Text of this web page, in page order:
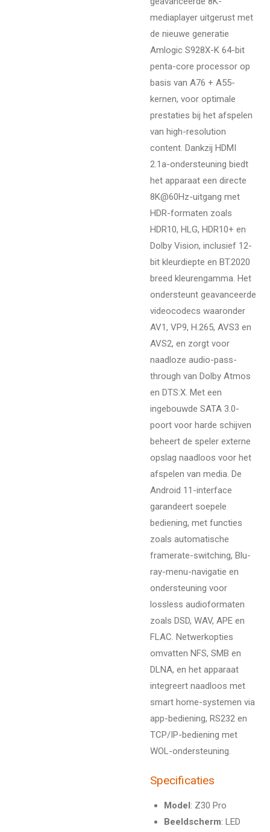
mediaplayer uitgerust met
de nieuwe generatie
Amlogic S928X-K 64-bit
penta-core processor op
basis van A76 + A55-
kernen, voor optimale
prestaties bij het afspelen
van high-resolution
content. Dankzij HDMI
2.1a-ondersteuning biedt
het apparaat een directe
8K@60Hz-uitgang met
HDR-formaten zoals
HDR10, HLG, HDR10+ en
Dolby Vision, inclusief 12-
bit kleurdiepte en BT.2020
breed kleurengamma. Het
ondersteunt geavanceerde
videocodecs waaronder
AV1, VP9, H.265, AVS3 en
AVS2, en zorgt voor
naadloze audio-pass-
through van Dolby Atmos
en DTS:X. Met een
ingebouwde SATA 3.0-
poort voor harde schijven
beheert de speler externe
opslag naadloos voor het
afspelen van media. De
Android 11-interface
garandeert soepele
bediening, met functies
zoals automatische
framerate-switching, Blu-
ray-menu-navigatie en
ondersteuning voor
lossless audioformaten
zoals DSD, WAV, APE en
FLAC. Netwerkopties
omvatten NFS, SMB en
DLNA, en het apparaat
integreert naadloos met
smart home-systemen via
app-bediening, RS232 en
TCP/IP-bediening met
WOL-ondersteuning.
Specificaties
Model : Z30 Pro
Beeldscherm: LED